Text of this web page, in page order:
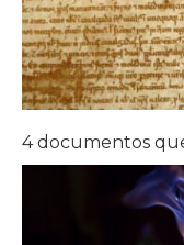
4 documentos